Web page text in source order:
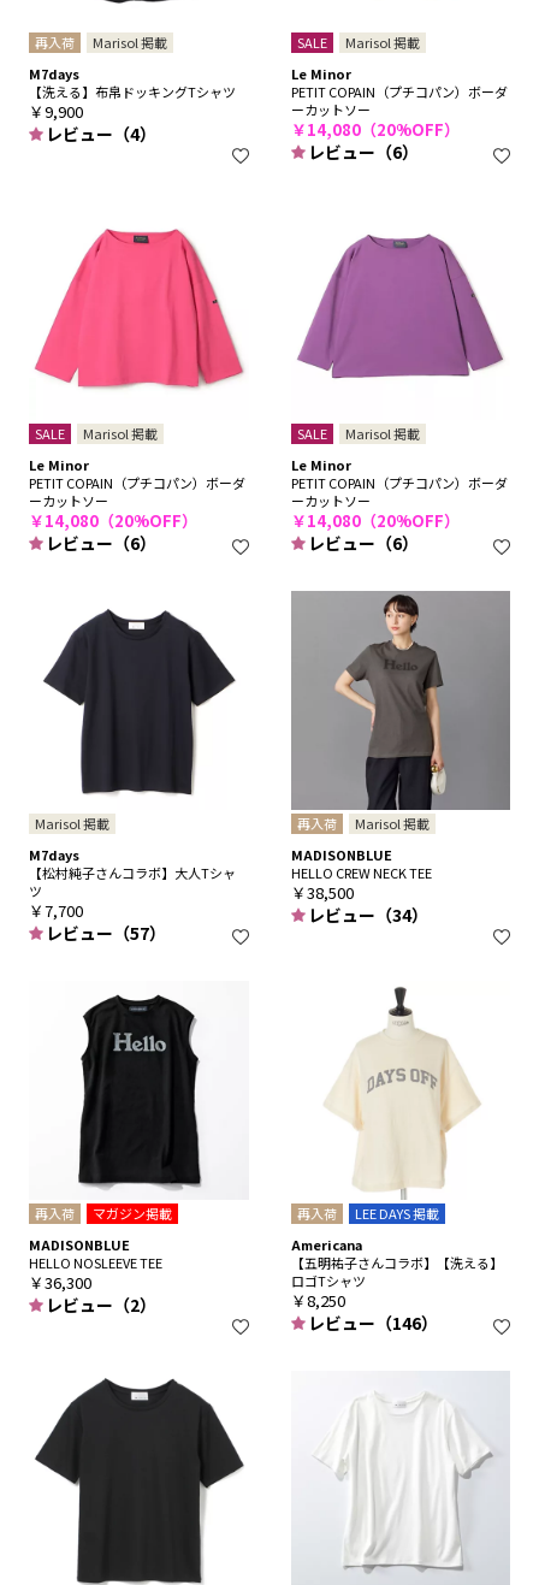
再入荷
Marisol 掲載
M7days
【洗える】布帛ドッキングTシャツ
￥9,900
レビュー（4）
SALE
Marisol 掲載
Le Minor
PETIT COPAIN（プチコパン）ボーダ
ーカットソー
￥14,080（20%OFF）
レビュー（6）
SALE
Marisol 掲載
Le Minor
PETIT COPAIN（プチコパン）ボーダ
ーカットソー
￥14,080（20%OFF）
レビュー（6）
SALE
Marisol 掲載
Le Minor
PETIT COPAIN（プチコパン）ボーダ
ーカットソー
￥14,080（20%OFF）
レビュー（6）
Marisol 掲載
M7days
【松村純子さんコラボ】大人Tシャ
ツ
￥7,700
レビュー（57）
再入荷
Marisol 掲載
MADISONBLUE
HELLO CREW NECK TEE
￥38,500
レビュー（34）
再入荷
マガジン掲載
MADISONBLUE
HELLO NOSLEEVE TEE
￥36,300
レビュー（2）
再入荷
LEE DAYS 掲載
Americana
【五明祐子さんコラボ】【洗える】
ロゴTシャツ
￥8,250
レビュー（146）